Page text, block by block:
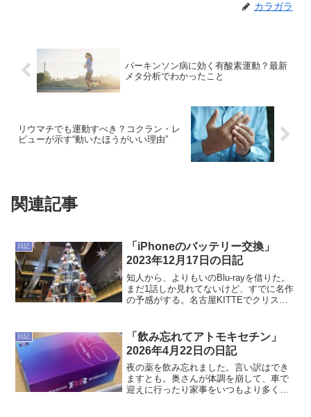
カラガラ
パーキンソン病に効く有酸素運動？最新
メタ分析でわかったこと
リウマチでも運動すべき？コクラン・レ
ビューが示す“動いたほうがいい理由”
関連記事
日記
「iPhoneのバッテリー交換」
2023年12月17日の日記
知人から、よりもいのBlu-rayを借りた。
まだ1話しか見れてないけど、すでに名作
の予感がする。名古屋KITTEでクリスマ
った「シールで夜景を作ろう」みたいな
展示...
日記
「飲み忘れてアトモキセチン」
2026年4月22日の日記
夜の薬を飲み忘れました。言い訳はでき
ますとも。奥さんが体調を崩して、車で
迎えに行ったり家事をいつもより多くや